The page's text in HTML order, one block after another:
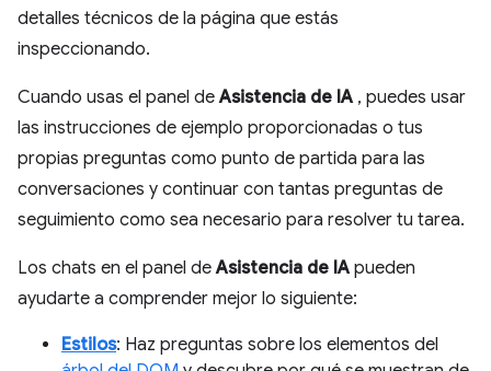
detalles técnicos de la página que estás
inspeccionando.
Cuando usas el panel deAsistencia de IA , puedes usar
las instrucciones de ejemplo proporcionadas o tus
propias preguntas como punto de partida para las
conversaciones y continuar con tantas preguntas de
seguimiento como sea necesario para resolver tu tarea.
Los chats en el panel deAsistencia de IA pueden
ayudarte a comprender mejor lo siguiente:
Estilos: Haz preguntas sobre los elementos del